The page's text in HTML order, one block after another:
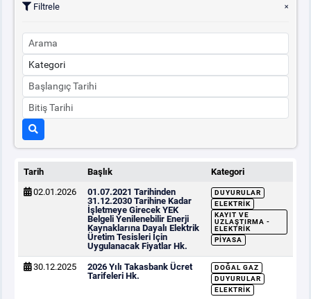
Filtrele
Tarih Başlık
Kategori
02.01.2026
01.07.2021 Tarihinden
31.12.2030 Tarihine Kadar
İşletmeye Girecek YEK
Belgeli Yenilenebilir Enerji
Kaynaklarına Dayalı Elektrik
Üretim Tesisleri İçin
Uygulanacak Fiyatlar Hk.
DUYURULAR
ELEKTRIK
KAYIT VE
UZLAŞTIRMA -
ELEKTRIK
PIYASA
30.12.2025
2026 Yılı Takasbank Ücret
Tarifeleri Hk.
DOĞAL GAZ
DUYURULAR
ELEKTRIK